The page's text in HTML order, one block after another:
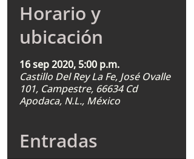
Horario y
ubicación
16 sep 2020, 5:00 p.m.
Castillo Del Rey La Fe, José Ovalle
101, Campestre, 66634 Cd
Apodaca, N.L., México
Entradas